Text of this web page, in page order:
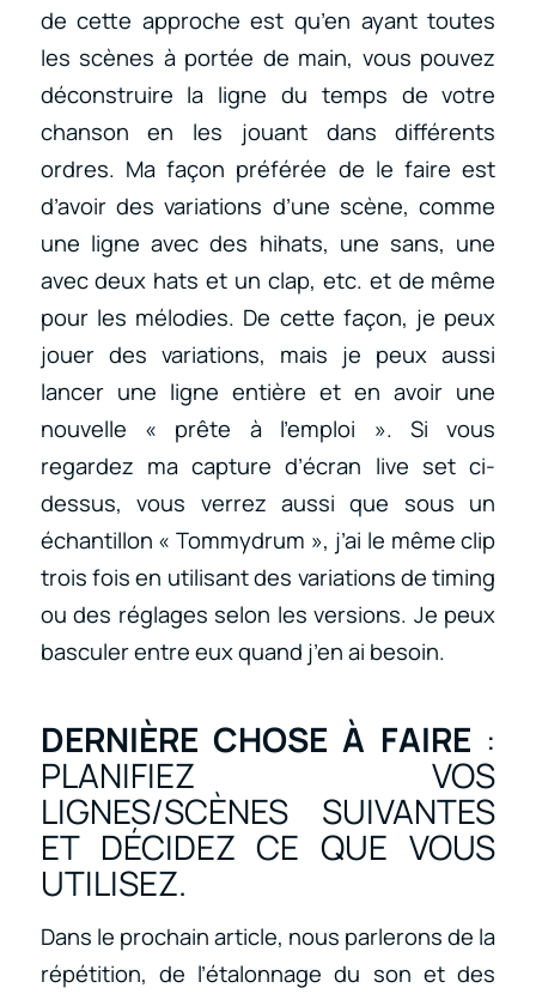
de cette approche est qu’en ayant toutes
les scènes à portée de main, vous pouvez
déconstruire la ligne du temps de votre
chanson en les jouant dans différents
ordres. Ma façon préférée de le faire est
d’avoir des variations d’une scène, comme
une ligne avec des hihats, une sans, une
avec deux hats et un clap, etc. et de même
pour les mélodies. De cette façon, je peux
jouer des variations, mais je peux aussi
lancer une ligne entière et en avoir une
nouvelle « prête à l’emploi ». Si vous
regardez ma capture d’écran live set ci-
dessus, vous verrez aussi que sous un
échantillon « Tommydrum », j’ai le même clip
trois fois en utilisant des variations de timing
ou des réglages selon les versions. Je peux
basculer entre eux quand j’en ai besoin.
DERNIÈRE CHOSE À FAIRE :
PLANIFIEZ VOS
LIGNES/SCÈNES SUIVANTES
ET DÉCIDEZ CE QUE VOUS
UTILISEZ.
Dans le prochain article, nous parlerons de la
répétition, de l’étalonnage du son et des